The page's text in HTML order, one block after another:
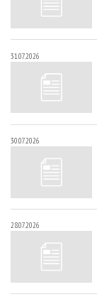
31.07.2026
30.07.2026
28.07.2026